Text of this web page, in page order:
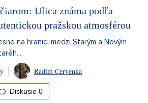
Ulica známa podľa
pražskou atmosférou
na hranici medzi Starým a Novým
Radim Červenka
Diskusie 0